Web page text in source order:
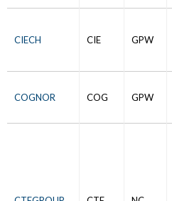
CIECH CIE GPW
COGNOR COG GPW